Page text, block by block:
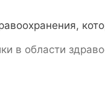
в области